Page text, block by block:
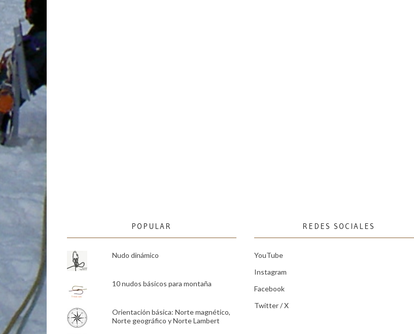
POPULAR
Nudo dinámico
10 nudos básicos para montaña
Orientación básica: Norte magnético,
Norte geográfico y Norte Lambert
REDES SOCIALES
YouTube
Instagram
Facebook
Twitter / X